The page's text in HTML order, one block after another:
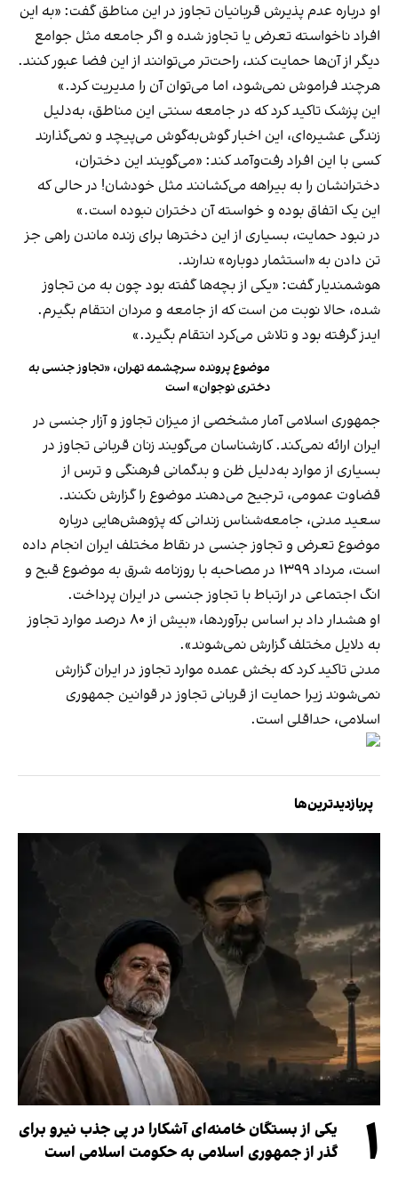
او درباره عدم پذیرش قربانیان تجاوز در این مناطق گفت: «به این
افراد ناخواسته تعرض یا تجاوز شده و اگر جامعه مثل جوامع
دیگر از آن‌ها حمایت کند، راحت‌تر می‌توانند از این فضا عبور کنند.
هرچند فراموش نمی‌شود، اما می‌توان آن را مدیریت کرد.»
این پزشک تاکید کرد که در جامعه سنتی این مناطق، به‌دلیل
زندگی عشیره‌ای، این اخبار گوش‌به‌گوش می‌پیچد و نمی‌گذارند
کسی با این افراد رفت‌وآمد کند: «می‌گویند این دختران،
دخترانشان را به بیراهه می‌کشانند مثل خودشان! در حالی‌ که
این یک اتفاق بوده و خواسته آن دختران نبوده است.»
در نبود حمایت، بسیاری از این دخترها برای زنده ماندن راهی جز
تن دادن به «استثمار دوباره» ندارند.
هوشمندیار گفت: «یکی از بچه‌ها گفته بود چون به من تجاوز
شده، حالا نوبت من است که از جامعه و مردان انتقام بگیرم.
ایدز گرفته بود و تلاش می‌کرد انتقام بگیرد.»
موضوع پرونده سرچشمه تهران، «تجاوز جنسی به
دختری نوجوان» است
جمهوری اسلامی آمار مشخصی از میزان تجاوز و آزار جنسی در
ایران ارائه نمی‌کند. کارشناسان می‌گویند زنان قربانی تجاوز در
بسیاری از موارد به‌دلیل ظن و بدگمانی فرهنگی و ترس از
قضاوت عمومی، ترجیح می‌دهند موضوع را گزارش نکنند.
سعید مدنی، جامعه‌شناس زندانی که پژوهش‌هایی درباره
موضوع تعرض و تجاوز جنسی در نقاط مختلف ایران انجام داده
است، مرداد ۱۳۹۹ در مصاحبه با روزنامه شرق به موضوع قبح و
انگ اجتماعی در ارتباط با تجاوز جنسی در ایران پرداخت.
او هشدار داد بر اساس برآوردها، «بیش از ۸۰ درصد موارد تجاوز
به دلایل مختلف گزارش نمی‌شوند».
مدنی تاکید کرد که بخش عمده موارد تجاوز در ایران گزارش
نمی‌شوند زیرا حمایت از قربانی تجاوز در قوانین جمهوری
اسلامی، حداقلی است.
پربازدیدترین‌ها
۱
یکی از بستگان خامنه‌ای آشکارا در پی جذب نیرو برای
گذر از جمهوری اسلامی به حکومت اسلامی است